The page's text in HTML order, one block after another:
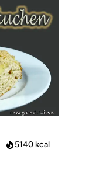
5140 kcal